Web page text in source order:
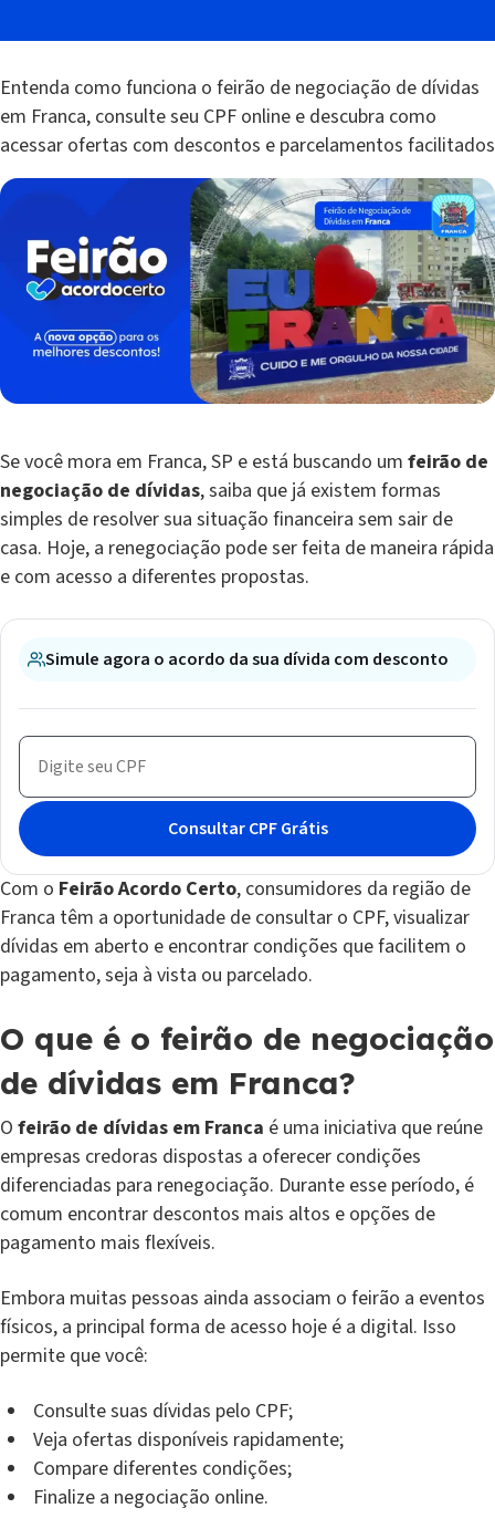
Entenda como funciona o feirão de negociação de dívidas
em Franca, consulte seu CPF online e descubra como
acessar ofertas com descontos e parcelamentos facilitados
Se você mora em Franca, SP e está buscando um feirão de
negociação de dívidas, saiba que já existem formas
simples de resolver sua situação financeira sem sair de
casa. Hoje, a renegociação pode ser feita de maneira rápida
e com acesso a diferentes propostas.
Simule agora o acordo da sua dívida com desconto
Com o Feirão Acordo Certo, consumidores da região de
Franca têm a oportunidade de consultar o CPF, visualizar
dívidas em aberto e encontrar condições que facilitem o
pagamento, seja à vista ou parcelado.
O que é o feirão de negociação
de dívidas em Franca?
O feirão de dívidas em Franca é uma iniciativa que reúne
empresas credoras dispostas a oferecer condições
diferenciadas para renegociação. Durante esse período, é
comum encontrar descontos mais altos e opções de
pagamento mais flexíveis.
Embora muitas pessoas ainda associam o feirão a eventos
físicos, a principal forma de acesso hoje é a digital. Isso
permite que você:
Consulte suas dívidas pelo CPF;
Veja ofertas disponíveis rapidamente;
Compare diferentes condições;
Finalize a negociação online.